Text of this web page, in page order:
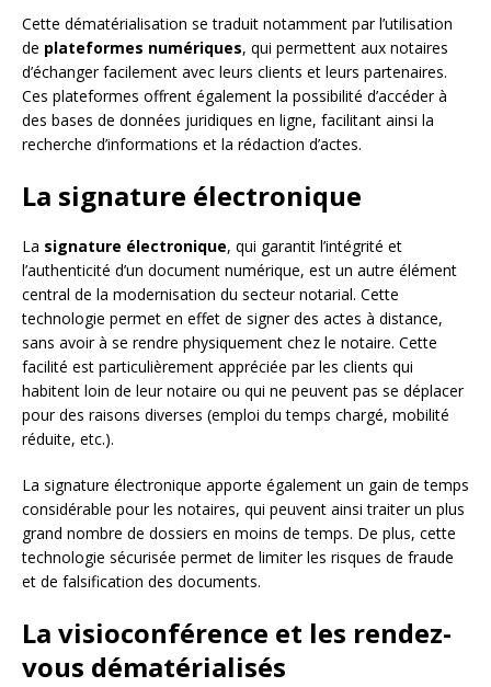
Cette dématérialisation se traduit notamment par l’utilisation
de plateformes numériques, qui permettent aux notaires
d’échanger facilement avec leurs clients et leurs partenaires.
Ces plateformes offrent également la possibilité d’accéder à
des bases de données juridiques en ligne, facilitant ainsi la
recherche d’informations et la rédaction d’actes.
La signature électronique
La signature électronique, qui garantit l’intégrité et
l’authenticité d’un document numérique, est un autre élément
central de la modernisation du secteur notarial. Cette
technologie permet en effet de signer des actes à distance,
sans avoir à se rendre physiquement chez le notaire. Cette
facilité est particulièrement appréciée par les clients qui
habitent loin de leur notaire ou qui ne peuvent pas se déplacer
pour des raisons diverses (emploi du temps chargé, mobilité
réduite, etc.).
La signature électronique apporte également un gain de temps
considérable pour les notaires, qui peuvent ainsi traiter un plus
grand nombre de dossiers en moins de temps. De plus, cette
technologie sécurisée permet de limiter les risques de fraude
et de falsification des documents.
La visioconférence et les rendez-
vous dématérialisés